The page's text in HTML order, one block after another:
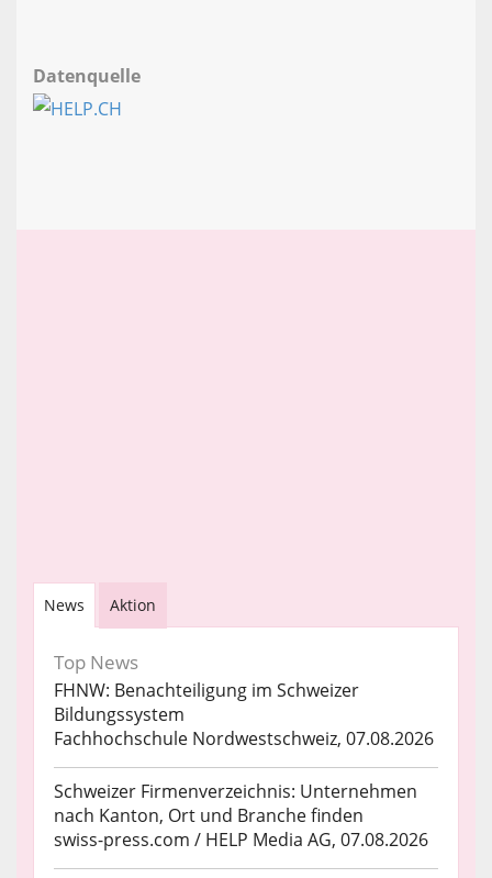
Datenquelle
News Aktion
Top News
FHNW: Benachteiligung im Schweizer
Bildungssystem
Fachhochschule Nordwestschweiz, 07.08.2026
Schweizer Firmenverzeichnis: Unternehmen
nach Kanton, Ort und Branche finden
swiss-press.com / HELP Media AG, 07.08.2026